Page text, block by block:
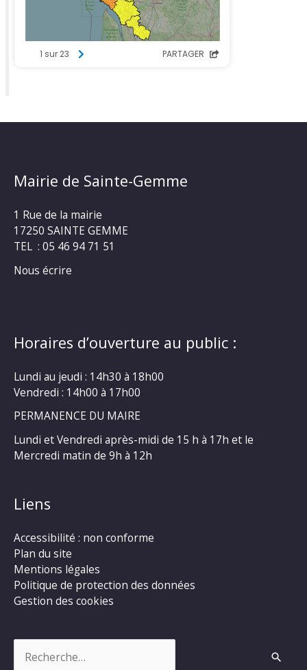
Mairie de Sainte-Gemme
1 Rue de la mairie
17250 SAINTE GEMME
TEL : 05 46 94 71 51
Nous écrire
Horaires d’ouverture au public :
Lundi au jeudi : 14h30 à 18h00
Vendredi : 14h00 à 17h00
PERMANENCE DU MAIRE
Lundi et Vendredi après-midi de 15 h à 17h et le
Mercredi matin de 9h à 12h
Liens
Accessibilité : non conforme
Plan du site
Mentions légales
Politique de protection des données
Gestion des cookies